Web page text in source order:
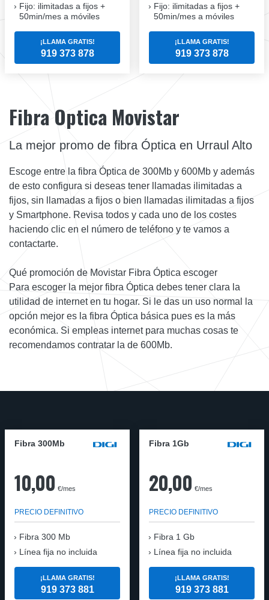
Fijo: ilimitadas a fijos +
50min/mes a móviles
¡LLAMA GRATIS!
919 373 878
Fijo: ilimitadas a fijos +
50min/mes a móviles
¡LLAMA GRATIS!
919 373 878
Fibra Optica Movistar
La mejor promo de fibra Óptica en Urraul Alto
Escoge entre la fibra Óptica de 300Mb y 600Mb y además
de esto configura si deseas tener llamadas ilimitadas a
fijos, sin llamadas a fijos o bien llamadas ilimitadas a fijos
y Smartphone. Revisa todos y cada uno de los costes
haciendo clic en el número de teléfono y te vamos a
contactarte.
Qué promoción de Movistar Fibra Óptica escoger
Para escoger la mejor fibra Óptica debes tener clara la
utilidad de internet en tu hogar. Si le das un uso normal la
opción mejor es la fibra Óptica básica pues es la más
económica. Si empleas internet para muchas cosas te
recomendamos contratar la de 600Mb.
Fibra 300Mb
10,00 €/mes
PRECIO DEFINITIVO
Fibra 300 Mb
Línea fija no incluida
¡LLAMA GRATIS!
919 373 881
Fibra 1Gb
20,00 €/mes
PRECIO DEFINITIVO
Fibra 1 Gb
Línea fija no incluida
¡LLAMA GRATIS!
919 373 881